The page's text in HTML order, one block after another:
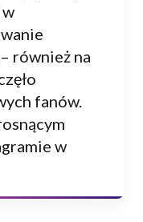
również na
fanów.
w